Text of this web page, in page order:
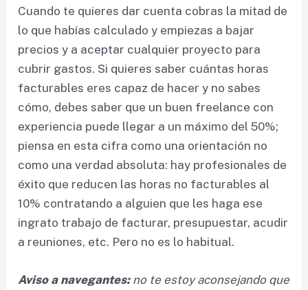
Cuando te quieres dar cuenta cobras la mitad de
lo que habías calculado y empiezas a bajar
precios y a aceptar cualquier proyecto para
cubrir gastos. Si quieres saber cuántas horas
facturables eres capaz de hacer y no sabes
cómo, debes saber que un buen freelance con
experiencia puede llegar a un máximo del 50%;
piensa en esta cifra como una orientación no
como una verdad absoluta: hay profesionales de
éxito que reducen las horas no facturables al
10% contratando a alguien que les haga ese
ingrato trabajo de facturar, presupuestar, acudir
a reuniones, etc. Pero no es lo habitual.
Aviso a navegantes:no te estoy aconsejando que